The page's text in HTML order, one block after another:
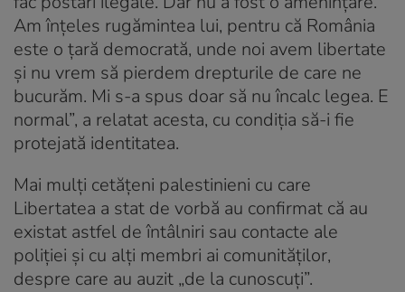
Am înţeles rugămintea lui, pentru că România
este o ţară democrată, unde noi avem libertate
şi nu vrem să pierdem drepturile de care ne
bucurăm. Mi s-a spus doar să nu încalc legea. E
normal”, a relatat acesta, cu condiţia să-i fie
protejată identitatea.
Mai mulți cetățeni palestinieni cu care
Libertatea a stat de vorbă au confirmat că au
existat astfel de întâlniri sau contacte ale
poliției și cu alţi membri ai comunităților,
despre care au auzit „de la cunoscuți”.